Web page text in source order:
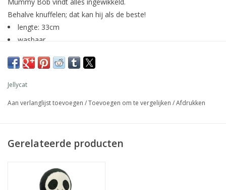
Mummy Bob vindt alles ingewikkeld.
Behalve knuffelen; dat kan hij als de beste!
lengte: 33cm
wasbaar
Jellycat
Aan verlanglijst toevoegen /Toevoegen om te vergelijken /Afdrukken
Gerelateerde producten